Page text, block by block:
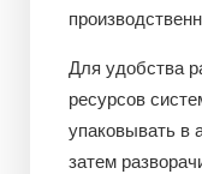
Для удобства
ресурсов
упаковывать в
затем